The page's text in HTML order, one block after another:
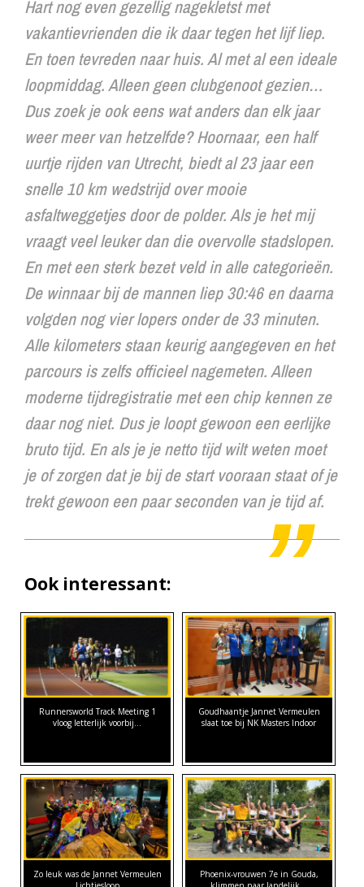
Hartnog even gezellig nagekletst met
vakantievrienden die ik daar tegen het lijf liep.
En toen tevreden naar huis. Al met al een ideale
loopmiddag. Alleen geen clubgenoot gezien…
Dus zoek je ook eens wat anders dan elk jaar
weer meer van hetzelfde? Hoornaar, een half
uurtje rijden van Utrecht, biedt al 23 jaar een
snelle 10 km wedstrijd over mooie
asfaltweggetjes door de polder. Als je het mij
vraagt veel leuker dan die overvolle stadslopen.
En met een sterk bezet veld in alle categorieën.
De winnaar bij de mannen liep 30:46 en daarna
volgden nog vier lopers onder de 33 minuten.
Alle kilometers staan keurig aangegeven en het
parcours is zelfs officieel nagemeten. Alleen
moderne tijdregistratie met een chip kennen ze
daar nog niet. Dus je loopt gewoon een eerlijke
bruto tijd. En als je je netto tijd wilt weten moet
je of zorgen dat je bij de start vooraan staat of je
trekt gewoon een paar seconden van je tijd af.
Ook interessant:
Runnersworld Track Meeting 1
vloog letterlijk voorbij...
Goudhaantje Jannet Vermeulen
slaat toe bij NK Masters Indoor
Zo leuk was de Jannet Vermeulen
Phoenix-vrouwen 7e in Gouda,